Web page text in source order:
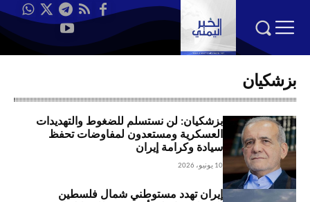
بزشكيان
بزشكيان: لن نستسلم للضغوط والتهديدات
العسكرية ومستعدون لمفاوضات تحفظ
سيادة وكرامة إيران
10 يونيو، 2026
إيران تهدد مستوطني شمال فلسطين